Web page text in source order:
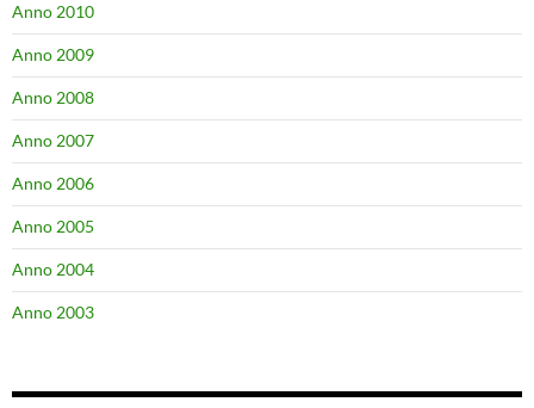
Anno 2010
Anno 2009
Anno 2008
Anno 2007
Anno 2006
Anno 2005
Anno 2004
Anno 2003